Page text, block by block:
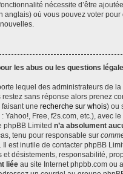
nécessite d’être
anglais) où vous pouvez voter
les abus ou les questions
lequel des administrateurs de la
restez sans réponse alors prenez
une recherche sur whois) ou
Yahoo!, Free, f2s.com, etc.), avec
phpBB Limited n’a absolument
tenu pour responsable sur
Il est inutile de contacter phpBB
et désistements, responsabilité,
liée au site Internet phpbb.com ou